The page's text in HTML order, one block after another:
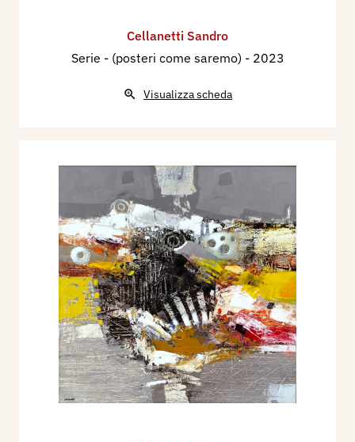
Cellanetti Sandro
Serie - (posteri come saremo) - 2023
Visualizza scheda